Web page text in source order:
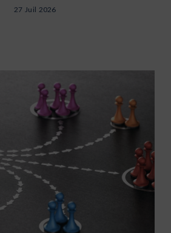
27 Juil 2026